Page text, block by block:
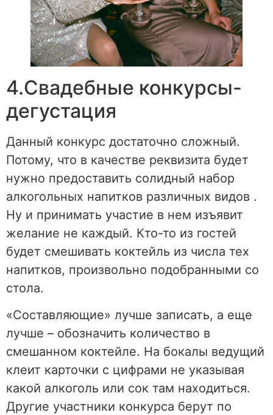
4.Свадебные конкурсы-
дегустация
Данный конкурс достаточно сложный.
Потому, что в качестве реквизита будет
нужно предоставить солидный набор
алкогольных напитков различных видов .
Ну и принимать участие в нем изъявит
желание не каждый. Кто-то из гостей
будет смешивать коктейль из числа тех
напитков, произвольно подобранными со
стола.
«Составляющие» лучше записать, а еще
лучше – обозначить количество в
смешанном коктейле. На бокалы ведущий
клеит карточки с цифрами не указывая
какой алкоголь или сок там находиться.
Другие участники конкурса берут по